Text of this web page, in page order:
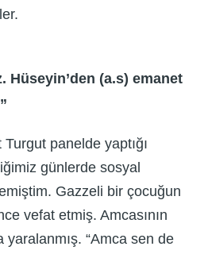
Hüseyin’den (a.s) emanet
panelde yaptığı
günlerde sosyal
Gazzeli bir çocuğun
vefat etmiş. Amcasının
yaralanmış. “Amca sen de